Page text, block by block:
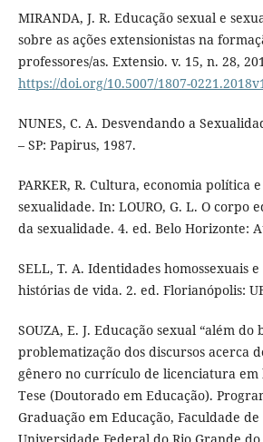
MIRANDA, J. R. Educação sexual e
sobre as ações extensionistas na
professores/as. Extensio. v. 15, n. 28,
https://doi.org/10.5007/1807-
NUNES, C. A. Desvendando a
– SP: Papirus, 1987.
PARKER, R. Cultura, economia política
sexualidade. In: LOURO, G. L. O corpo
da sexualidade. 4. ed. Belo Horizonte:
SELL, T. A. Identidades homossexuais
histórias de vida. 2. ed. Florianópolis:
SOUZA, E. J. Educação sexual “além do
problematização dos discursos acerca
gênero no currículo de licenciatura em
Tese (Doutorado em Educação).
Graduação em Educação, Faculdade de